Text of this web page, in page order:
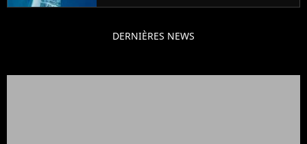
DERNIÈRES NEWS